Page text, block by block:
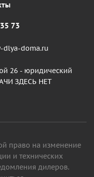
73
dlya-doma.ru
26 - юридический
ЗДЕСЬ НЕТ
право на изменение
и технических
дилеров.